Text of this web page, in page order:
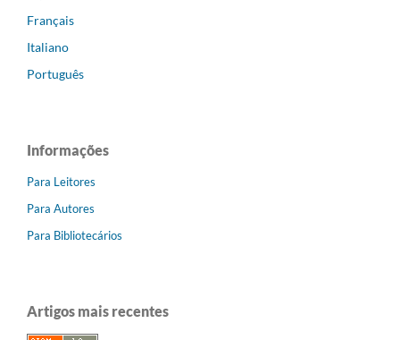
Français
Italiano
Português
Informações
Para Leitores
Para Autores
Para Bibliotecários
Artigos mais recentes